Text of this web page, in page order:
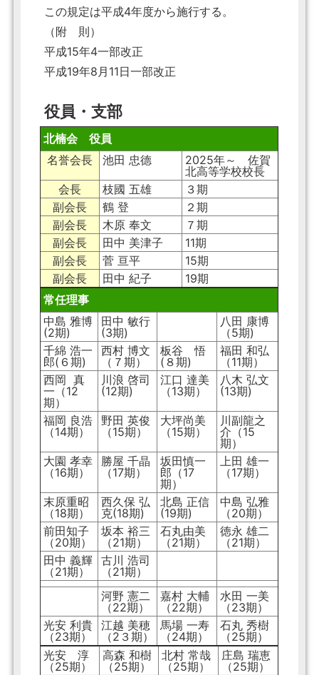
この規定は平成4年度から施行する。
（附 則）
平成15年4一部改正
平成19年8月11日一部改正
役員・支部
北楠会 役員
名誉会長
池田 忠德
2025年～ 佐賀
北高等学校校長
会長
枝國 五雄
３期
副会長
鶴 登
２期
副会長
木原 奉文
７期
副会長
田中 美津子
11期
副会長
菅 亘平
15期
副会長
田中 紀子
19期
常任理事
中島 雅博
(2期)
田中 敏行
(3期)
八田 康博
（5期)
千綿 浩一
郎(６期)
西村 博文
（７期）
板谷 悟
(８期)
福田 和弘
（11期）
西岡 真
一（12
期）
川浪 啓司
(12期)
江口 達美
（13期）
八木 弘文
(13期)
福岡 良浩
（14期）
野田 英俊
（15期）
大坪尚美
（15期）
川副龍之
介（15
期）
大園 孝幸
（16期）
勝屋 千晶
（17期）
坂田慎一
郎（17
期）
上田 雄一
（17期）
末原重昭
（18期）
西久保 弘
克(18期)
北島 正信
(19期)
中島 弘雅
（20期）
前田知子
（20期）
坂本 裕三
（21期）
石丸由美
（21期）
徳永 雄二
（21期）
田中 義輝
（21期）
古川 浩司
（21期）
河野 憲二
（22期）
嘉村 大輔
（22期）
水田 一美
（23期）
光安 利貴
（23期）
江越 美穂
（2３期）
馬場 一寿
（24期）
石丸 秀樹
（25期）
光安 淳
（25期）
高森 和樹
（25期）
北村 常哉
（25期）
庄島 瑞恵
（25期）